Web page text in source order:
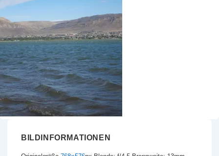
BILDINFORMATIONEN